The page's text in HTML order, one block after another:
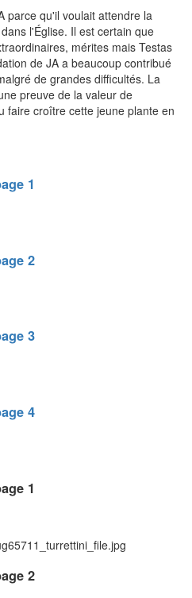
parce qu'il voulait attendre la
l'Église. Il est certain que
mérites mais Testas
de JA a beaucoup contribué
de grandes difficultés. La
preuve de la valeur de
faire croître cette jeune plante en
1
2
3
4
1
2